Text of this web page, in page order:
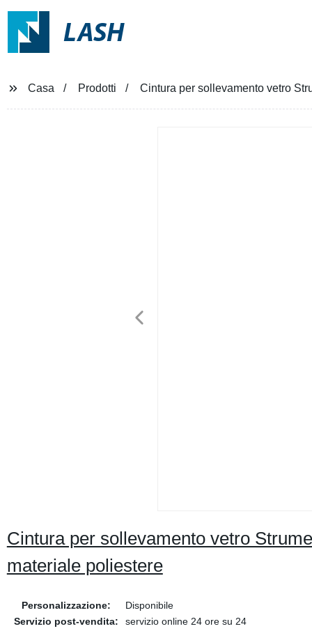
LASH
Casa Prodotti Cintura per sollevamento vetro
Cintura per sollevamento vetro
materiale poliestere
Personalizzazione:
Disponibile
Servizio post-vendita:
servizio online 24 ore su 24